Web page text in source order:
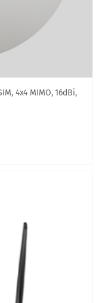
4x4 MIMO, 16dBi,